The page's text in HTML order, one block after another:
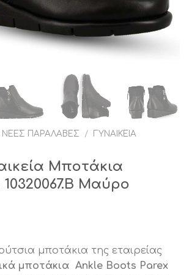
ΝΈΕΣ ΠΑΡΑΛΑΒΈΣ /
ΓΥΝΑΙΚΕΊΑ
Μποτάκια
Μαύρο
μποτάκια της εταιρείας
μποτάκια Ankle Boots Parex